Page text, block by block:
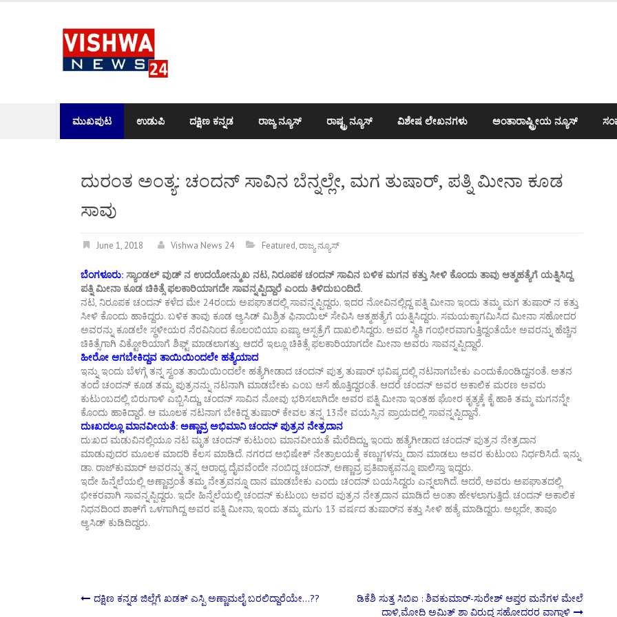
ಮುಖಪುಟ ಉಡುಪಿ ದಕ್ಷಿಣ ಕನ್ನಡ ರಾಜ್ಯ ನ್ಯೂಸ್ ರಾಷ್ಟ್ರ ನ್ಯೂಸ್ ವಿಶೇಷ ಲೇಖನಗಳು ಅಂತಾರಾಷ್ಟ್ರೀಯ ನ್ಯೂಸ್
ದುರಂತ ಅಂತ್ಯ: ಚಂದನ್ ಸಾವಿನ ಬೆನ್ನಲ್ಲೇ, ಮಗ ತುಷಾರ್​, ಪತ್ನಿ ಮೀನಾ ಕೂಡ
ಸಾವು
June 1, 2018 Vishwa News 24 Featured,ರಾಜ್ಯ ನ್ಯೂಸ್
ಬೆಂಗಳೂರು: ಸ್ಯಾಂಡಲ್ ವುಡ್ ನ ಉದಯೋನ್ಮುಖ ನಟ, ನಿರೂಪಕ ಚಂದನ್ ಸಾವಿನ ಬಳಿಕ ಮಗನ ಕತ್ತು ಸೀಳಿ ಕೊಂದು ತಾವು ಆತ್ಮಹತ್ಯೆಗೆ ಯತ್ನಿಸಿದ್ದ
ಪತ್ನಿ ಮೀನಾ ಕೂಡ ಚಿಕಿತ್ಸೆ ಫಲಕಾರಿಯಾಗದೇ ಸಾವನ್ನಪ್ಪಿದ್ದಾರೆ ಎಂದು ತಿಳಿದುಬಂದಿದೆ.
ನಟ, ನಿರೂಪಕ ಚಂದನ್ ಕಳೆದ ಮೇ 24ರಂದು ಅಪಘಾತದಲ್ಲಿ ಸಾವನ್ನಪ್ಪಿದ್ದರು. ಇದರ ನೋವಿನಲ್ಲಿದ್ದ ಪತ್ನಿ ಮೀನಾ ಇಂದು ತಮ್ಮ ಮಗ ತುಷಾರ್ ನ ಕತ್ತು
ಸೀಳಿ ಕೊಂದು ಹಾಕಿದ್ದರು. ಬಳಿಕ ತಾವು ಕೂಡ ಆ್ಯಸಿಡ್ ಮಿಶ್ರಿತ ಫಿನಾಯಿಲ್ ಸೇವಿಸಿ ಆತ್ಮಹತ್ಯೆಗೆ ಯತ್ನಿಸಿದ್ದರು. ಸಮಯಕ್ಕಾಗಮಿಸಿದ ಮೀನಾ ಸಹೋದರ
ಅವರನ್ನು ಕೂಡಲೇ ಸ್ಥಳೀಯರ ನೆರವಿನಿಂದ ಕೊಲಂಬಿಯಾ ಏಷ್ಯಾ ಆಸ್ಪತ್ರೆಗೆ ದಾಖಲಿಸಿದ್ದರು. ಅವರ ಸ್ಥಿತಿ ಗಂಭೀರವಾಗುತ್ತಿದ್ದಂತೆಯೇ ಅವರನ್ನು ಹೆಚ್ಚಿನ
ಚಿಕಿತ್ಸೆಗಾಗಿ ವಿಕ್ಟೋರಿಯಾಗೆ ಶಿಫ್ಟ್ ಮಾಡಲಾಗತ್ತು. ಆದರೆ ಇಲ್ಲೂ ಚಿಕಿತ್ಸೆ ಫಲಕಾರಿಯಾಗದೇ ಮೀನಾ ಅವರು ಸಾವನ್ನಪ್ಪಿದ್ದಾರೆ.
ಹೀರೋ ಆಗಬೇಕಿದ್ದವ ತಾಯಿಯಿಂದಲೇ ಹತ್ಯೆಯಾದ
ಇನ್ನು ಇಂದು ಬೆಳಗ್ಗೆ ತನ್ನ ಸ್ವಂತ ತಾಯಿಯಿಂದಲೇ ಹತ್ಯೆಗೀಡಾದ ಚಂದನ್ ಪುತ್ರ ತುಷಾರ್ ಭವಿಷ್ಯದಲ್ಲಿ ನಟನಾಗಬೇಕು ಎಂದುಕೊಂಡಿದ್ದನಂತೆ. ಅತನ
ತಂದೆ ಚಂದನ್ ಕೂಡ ತಮ್ಮ ಪುತ್ರನನ್ನು ನಟನಾಗಿ ಮಾಡಬೇಕು ಎಂಬ ಆಸೆ ಹೊತ್ತಿದ್ದರಂತೆ. ಆದರೆ ಚಂದನ್ ಅವರ ಅಕಾಲಿಕ ಮರಣ ಅವರು
ಕುಟುಂಬದಲ್ಲಿ ಬಿರುಗಾಳಿ ಎಬ್ಬಿಸಿದ್ದು, ಚಂದನ್ ಸಾವಿನ ನೋವು ಭರಿಸಲಾಗಿದೇ ಅವರ ಪತ್ನಿ ಮೀನಾ ಇಂತಹ ಘೋರ ಕೃತ್ಯಕ್ಕೆ ಕೈ ಹಾಕಿ ತಮ್ಮ ಮಗನನ್ನೇ
ಕೊಂದು ಹಾಕಿದ್ದಾರೆ. ಆ ಮೂಲಕ ನಟನಾಗ ಬೇಕಿದ್ದ ತುಷಾರ್ ಕೇವಲ ತನ್ನ 13ನೇ ವಯಸ್ಸಿನ ಪ್ರಾಯದಲ್ಲಿ ಸಾವನ್ನಪ್ಪಿದ್ದಾನೆ.
ದುಃಖದಲ್ಲೂ ಮಾನವೀಯತೆ: ಅಣ್ಣಾವ್ರ ಅಭಿಮಾನಿ ಚಂದನ್ ಪುತ್ರನ ನೇತ್ರದಾನ
ದು:ಖದ ಮಡುವಿನಲ್ಲಿಯೂ ನಟ ಮೃತ ಚಂದನ್ ಕುಟುಂಬ ಮಾನವೀಯತೆ ಮೆರೆದಿದ್ದು, ಇಂದು ಹತ್ಯೆಗೀಡಾದ ಚಂದನ್ ಪುತ್ರನ ನೇತ್ರದಾನ
ಮಾಡುವುದರ ಮೂಲಕ ಮಾದರಿ ಕೆಲಸ ಮಾಡಿದೆ. ನಗರದ ಅಭಿಷೇಕ್ ನೇತ್ರಾಲಯಕ್ಕೆ ಕಣ್ಣುಗಳನ್ನು ದಾನ ಮಾಡಲು ಅವರ ಕುಟುಂಬ ನಿರ್ಧರಿಸಿದೆ. ಇನ್ನು
ಡಾ. ರಾಜ್​ಕುಮಾರ್ ಅವರನ್ನು ತನ್ನ ಆರಾಧ್ಯ ದೈವವೆಂದೇ ನಂಬಿದ್ದ ಚಂದನ್, ಅಣ್ಣಾವ್ರ ಪ್ರತಿವಾಕ್ಯವನ್ನೂ ಪಾಲಿಸ್ತಾ ಇದ್ದರು.
ಇದೇ ಹಿನ್ನೆಲೆಯಲ್ಲಿ ಅಣ್ಣಾವ್ರಂತೆ ತಮ್ಮ ನೇತ್ರವನ್ನೂ ದಾನ ಮಾಡಬೇಕು ಎಂದು ಚಂದನ್ ಬಯಸಿದ್ದರು ಎನ್ನಲಾಗಿದೆ. ಆದರೆ, ಅವರು ಅಪಘಾತದಲ್ಲಿ
ಭೀಕರವಾಗಿ ಸಾವನ್ನಪ್ಪಿದ್ದರು. ಇದೇ ಹಿನ್ನೆಲೆಯಲ್ಲಿ ಚಂದನ್ ಕುಟುಂಬ ಅವರ ಪುತ್ರನ ನೇತ್ರದಾನ ಮಾಡಿದೆ ಅಂತಾ ಹೇಳಲಾಗುತ್ತಿದೆ. ಚಂದನ್ ಅಕಾಲಿಕ
ನಿಧನದಿಂದ ಶಾಕ್​ಗೆ ಒಳಗಾಗಿದ್ದ ಅವರ ಪತ್ನಿ ಮೀನಾ, ಇಂದು ತಮ್ಮ ಮಗು 13 ವರ್ಷದ ತುಷಾರ್​ನ ಕತ್ತು ಸೀಳಿ ಹತ್ಯೆ ಮಾಡಿದ್ದರು. ಅಲ್ಲದೇ, ತಾವೂ
ಆ್ಯಸಿಡ್ ಕುಡಿದಿದ್ದರು.
Post
ದಕ್ಷಿಣ ಕನ್ನಡ ಜಿಲ್ಲೆಗೆ ಖಡಕ್ ಎಸ್ಪಿ ಅಣ್ಣಾಮಲೈ ಬರಲಿದ್ದಾರೆಯೇ…??
ಡಿಕೆಶಿ ಸುತ್ತ ಸಿಬಿಐ : ಶಿವಕುಮಾರ್‌-ಸುರೇಶ್‌ ಆಪ್ತರ ಮನೆಗಳ ಮೇಲೆ
ದಾಳಿ,ಮೋದಿ ಅಮಿತ್‌ ಶಾ ವಿರುದ್ಧ ಸಹೋದರರ ವಾಗ್ಧಾಳಿ